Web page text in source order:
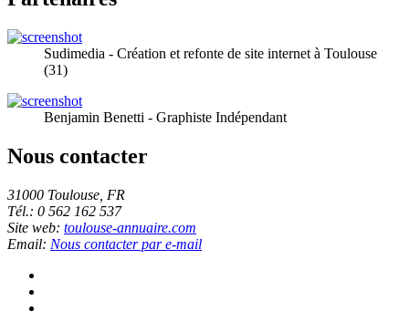
Sudimedia - Création et refonte de site internet à Toulouse
(31)
Benjamin Benetti - Graphiste Indépendant
Nous contacter
31000 Toulouse, FR
Tél.: 0 562 162 537
Site web: toulouse-annuaire.com
Email: Nous contacter par e-mail